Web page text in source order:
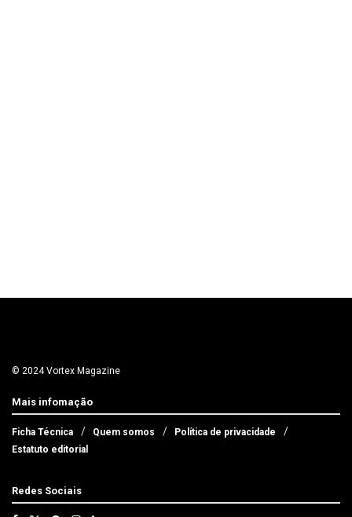
© 2024 Vortex Magazine
Mais infomação
Ficha Técnica Quem somos
Política de privacidade
Estatuto editorial
Redes Sociais